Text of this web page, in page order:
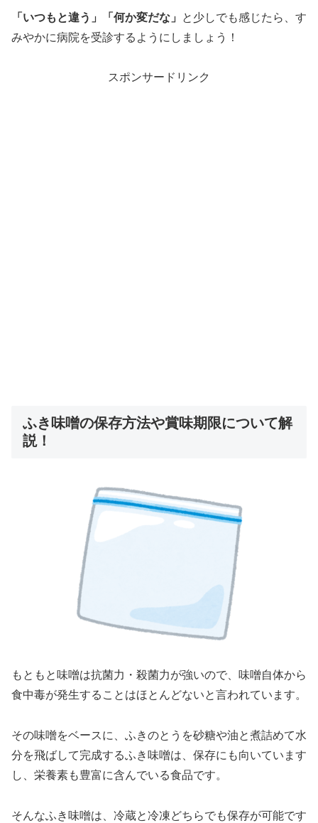
「いつもと違う」「何か変だな」
と少しでも感じたら、す
みやかに病院を受診するようにしましょう！
スポンサードリンク
ふき味噌の保存方法や賞味期限について解
説！
もともと味噌は抗菌力・殺菌力が強いので、味噌自体から
食中毒が発生することはほとんどないと言われています。
その味噌をベースに、ふきのとうを砂糖や油と煮詰めて水
分を飛ばして完成するふき味噌は、保存にも向いています
し、栄養素も豊富に含んでいる食品です。
そんなふき味噌は、冷蔵と冷凍どちらでも保存が可能です